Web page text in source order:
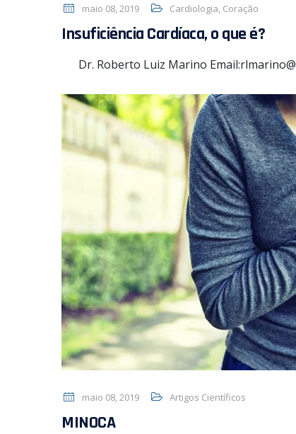
maio 08, 2019 Cardiologia, Coração
Insuficiência Cardíaca, o que é?
Dr. Roberto Luiz Marino
maio 08, 2019 Artigos Científicos
MINOCA